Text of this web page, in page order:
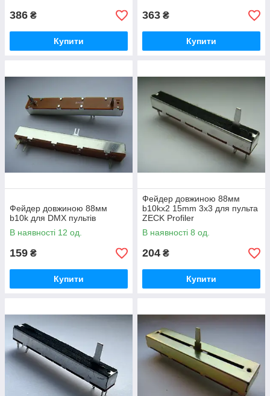
386 ₴
Купити
363 ₴
Купити
Фейдер довжиною 88мм
b10k для DMX пультів
В наявності 12 од.
159 ₴
Купити
Фейдер довжиною 88мм
b10kx2 15mm 3x3 для пульта
ZECK Profiler
В наявності 8 од.
204 ₴
Купити